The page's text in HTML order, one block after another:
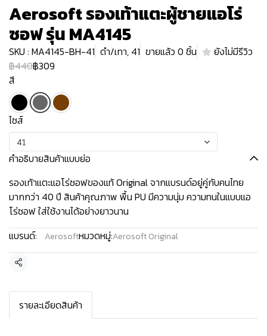
Aerosoft รองเท้าแตะผู้ชายแอโร่
ซอฟ รุ่น MA4145
SKU : MA4145-BH-41 ดำ/เทา, 41 ขายแล้ว 0 ชิ้น
ยังไม่มีรีวิว
฿440฿309
สี
ไซส์
41
คำอธิบายสินค้าแบบย่อ
รองเท้าแตะแอโร่ซอฟของแท้ Original จากแบรนด์อยู่คู่กับคนไทย
มากกว่า 40 ปี สินค้าคุณภาพ พื้น PU มีความนุ่ม ความทนในแบบแอ
โร่ซอฟ ใส่ใช้งานได้อย่างยาวนาน
แบรนด์:
Aerosoftหมวดหมู่:Aerosoft Original
แชร์
รายละเอียดสินค้า